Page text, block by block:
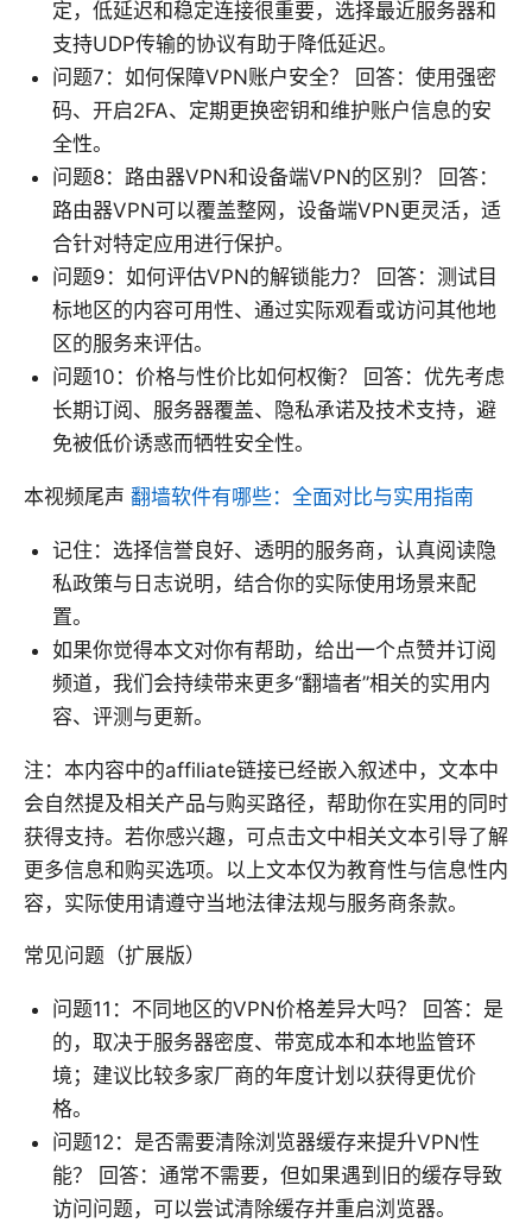
定，低延迟和稳定连接很重要，选择最近服务器和
支持UDP传输的协议有助于降低延迟。
问题7：如何保障VPN账户安全？ 回答：使用强密
码、开启2FA、定期更换密钥和维护账户信息的安
全性。
问题8：路由器VPN和设备端VPN的区别？ 回答：
路由器VPN可以覆盖整网，设备端VPN更灵活，适
合针对特定应用进行保护。
问题9：如何评估VPN的解锁能力？ 回答：测试目
标地区的内容可用性、通过实际观看或访问其他地
区的服务来评估。
问题10：价格与性价比如何权衡？ 回答：优先考虑
长期订阅、服务器覆盖、隐私承诺及技术支持，避
免被低价诱惑而牺牲安全性。
本视频尾声 翻墙软件有哪些：全面对比与实用指南
记住：选择信誉良好、透明的服务商，认真阅读隐
私政策与日志说明，结合你的实际使用场景来配
置。
如果你觉得本文对你有帮助，给出一个点赞并订阅
频道，我们会持续带来更多“翻墙者”相关的实用内
容、评测与更新。
注：本内容中的affiliate链接已经嵌入叙述中，文本中
会自然提及相关产品与购买路径，帮助你在实用的同时
获得支持。若你感兴趣，可点击文中相关文本引导了解
更多信息和购买选项。以上文本仅为教育性与信息性内
容，实际使用请遵守当地法律法规与服务商条款。
常见问题（扩展版）
问题11：不同地区的VPN价格差异大吗？ 回答：是
的，取决于服务器密度、带宽成本和本地监管环
境；建议比较多家厂商的年度计划以获得更优价
格。
问题12：是否需要清除浏览器缓存来提升VPN性
能？ 回答：通常不需要，但如果遇到旧的缓存导致
访问问题，可以尝试清除缓存并重启浏览器。